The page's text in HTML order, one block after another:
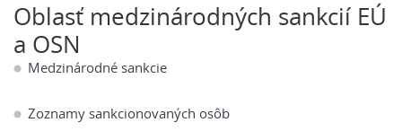
Oblasť medzinárodných sankcií EÚ
a OSN
Medzinárodné sankcie
Zoznamy sankcionovaných osôb